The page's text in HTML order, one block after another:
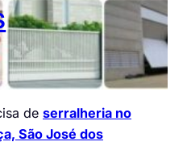
de serralheria no
São José dos